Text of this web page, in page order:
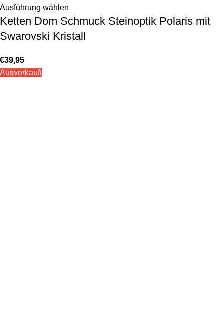
Ausführung wählen
Ketten Dom Schmuck Steinoptik Polaris mit
Swarovski Kristall
€39,95
Ausverkauft